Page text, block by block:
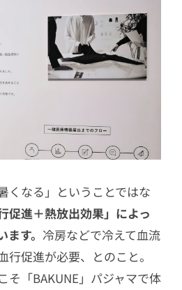
くなる」ということではな
促進＋熱放出効果」によっ
す。 冷房などで冷えて血流
行促進が必要、とのこと。
そ「BAKUNE」パジャマで体